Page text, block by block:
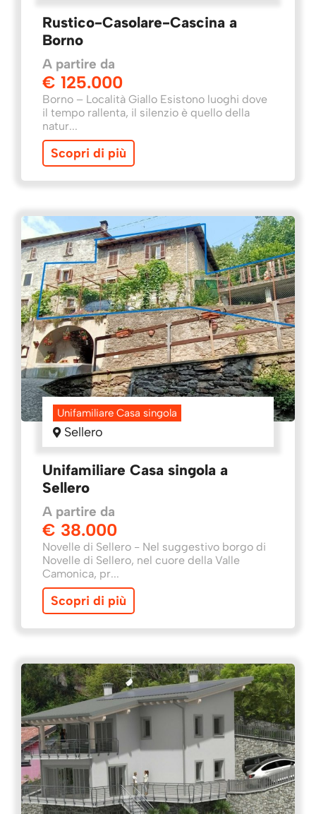
Rustico-Casolare-Cascina a
Borno
A partire da
€ 125.000
Borno – Località Giallo Esistono luoghi dove
il tempo rallenta, il silenzio è quello della
natur...
Scopri di più
Unifamiliare Casa singola
Sellero
Unifamiliare Casa singola a
Sellero
A partire da
€ 38.000
Novelle di Sellero - Nel suggestivo borgo di
Novelle di Sellero, nel cuore della Valle
Camonica, pr...
Scopri di più